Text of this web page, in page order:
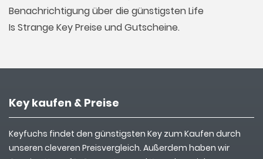
Benachrichtigung über die günstigsten Life
Is Strange Key Preise und Gutscheine.
Key kaufen & Preise
Keyfuchs findet den günstigsten Key zum Kaufen durch
unseren cleveren Preisvergleich. Außerdem haben wir